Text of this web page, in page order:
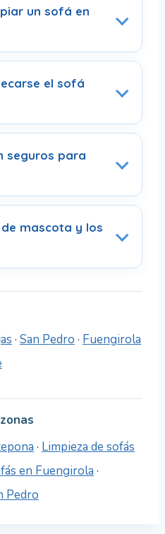
un sofá en
el sofá
seguros para
mascota y los
· San Pedro · Fuengirola
· Limpieza de sofás
en Fuengirola ·
Pedro